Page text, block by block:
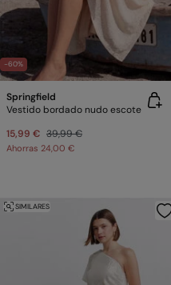
-60%
Springfield
Vestido bordado nudo escote
15,99 € 39,99 €
Ahorras 24,00 €
SIMILARES